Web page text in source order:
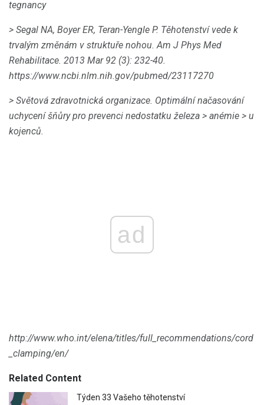
tegnancy
> Segal NA, Boyer ER, Teran-Yengle P. Těhotenství vede k
trvalým změnám v struktuře nohou. Am J Phys Med
Rehabilitace. 2013 Mar 92 (3): 232-40.
https://www.ncbi.nlm.nih.gov/pubmed/23117270
> Světová zdravotnická organizace. Optimální načasování
uchycení šňůry pro prevenci nedostatku železa > anémie > u
kojenců.
ad
http://www.who.int/elena/titles/full_recommendations/cord
_clamping/en/
Related Content
Týden 33 Vašeho těhotenství